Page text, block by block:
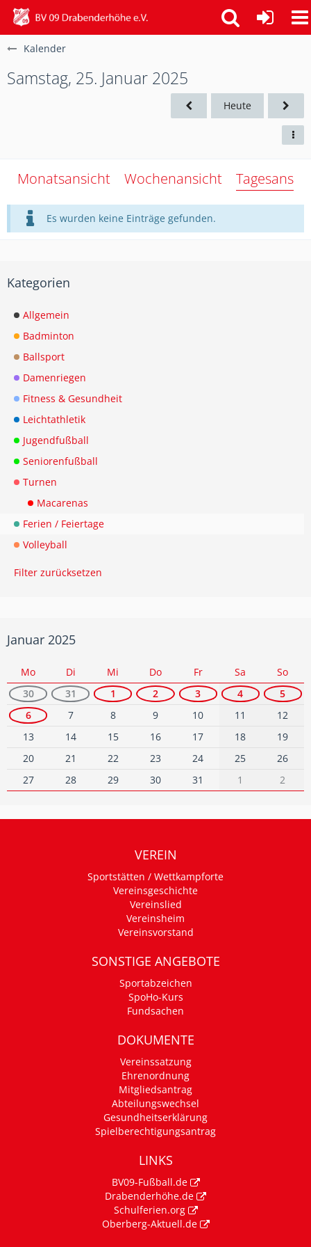
Kalender
Samstag, 25. Januar 2025
Heute
Monatsansicht Wochenansicht
Es wurden keine Einträge gefunden.
Kategorien
Allgemein
Badminton
Ballsport
Damenriegen
Fitness & Gesundheit
Leichtathletik
Jugendfußball
Seniorenfußball
Turnen
Macarenas
Ferien / Feiertage
Volleyball
Filter zurücksetzen
Januar 2025
Mo Di Mi Do Fr Sa
So
30
31 1 2 3 4
5
6
7 8 9 10 11
12
13
14 15 16 17 18
19
20
21 22 23 24 25
26
27
28 29 30 31 1 2
VEREIN
Sportstätten / Wettkampforte
Vereinsgeschichte
Vereinslied
Vereinsheim
Vereinsvorstand
SONSTIGE ANGEBOTE
Sportabzeichen
SpoHo-Kurs
Fundsachen
DOKUMENTE
Vereinssatzung
Ehrenordnung
Mitgliedsantrag
Abteilungswechsel
Gesundheitserklärung
Spielberechtigungsantrag
LINKS
BV09-Fußball.de
Drabenderhöhe.de
Schulferien.org
Oberberg-Aktuell.de